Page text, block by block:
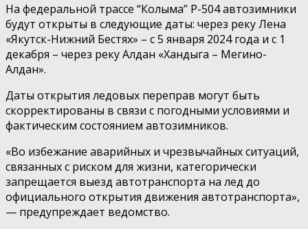
На федеральной трассе “Колыма” Р-504 автозимники
будут открыты в следующие даты: через реку Лена
«Якутск-Нижний Бестях» – с 5 января 2024 года и с 1
декабря – через реку Алдан «Хандыга – Мегино-
Алдан».
Даты открытия ледовых переправ могут быть
скорректированы в связи с погодными условиями и
фактическим состоянием автозимников.
«Во избежание аварийных и чрезвычайных ситуаций,
связанных с риском для жизни, категорически
запрещается выезд автотранспорта на лед до
официального открытия движения автотранспорта»,
— предупреждает ведомство.